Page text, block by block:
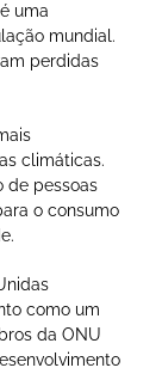
uma
mundial.
perdidas
climáticas.
de pessoas
o consumo
como um
da ONU